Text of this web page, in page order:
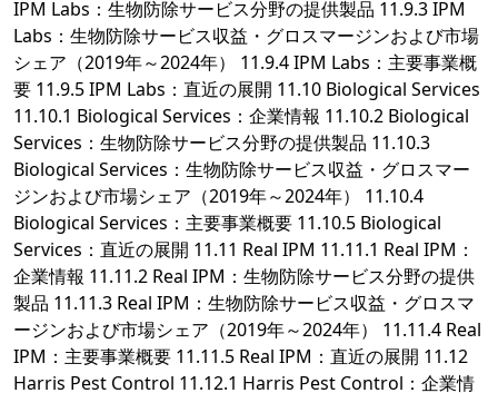
IPM Labs：生物防除サービス分野の提供製品 11.9.3 IPM
Labs：生物防除サービス収益・グロスマージンおよび市場
シェア（2019年～2024年） 11.9.4 IPM Labs：主要事業概
要 11.9.5 IPM Labs：直近の展開 11.10 Biological Services
11.10.1 Biological Services：企業情報 11.10.2 Biological
Services：生物防除サービス分野の提供製品 11.10.3
Biological Services：生物防除サービス収益・グロスマー
ジンおよび市場シェア（2019年～2024年） 11.10.4
Biological Services：主要事業概要 11.10.5 Biological
Services：直近の展開 11.11 Real IPM 11.11.1 Real IPM：
企業情報 11.11.2 Real IPM：生物防除サービス分野の提供
製品 11.11.3 Real IPM：生物防除サービス収益・グロスマ
ージンおよび市場シェア（2019年～2024年） 11.11.4 Real
IPM：主要事業概要 11.11.5 Real IPM：直近の展開 11.12
Harris Pest Control 11.12.1 Harris Pest Control：企業情